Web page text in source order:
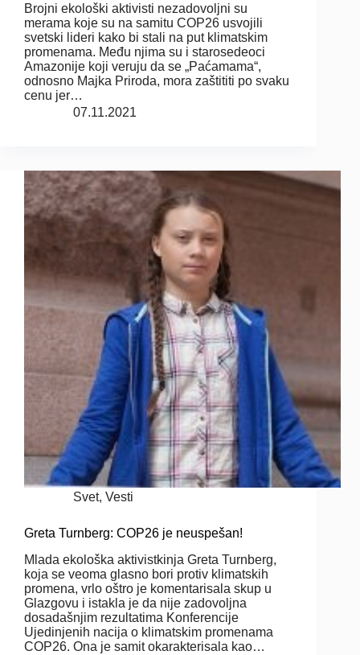
Brojni ekološki aktivisti nezadovoljni su
merama koje su na samitu COP26 usvojili
svetski lideri kako bi stali na put klimatskim
promenama. Među njima su i starosedeoci
Amazonije koji veruju da se „Paćamama“,
odnosno Majka Priroda, mora zaštititi po svaku
cenu jer…
07.11.2021
Svet, Vesti
Greta Turnberg: COP26 je neuspešan!
Mlada ekološka aktivistkinja Greta Turnberg,
koja se veoma glasno bori protiv klimatskih
promena, vrlo oštro je komentarisala skup u
Glazgovu i istakla je da nije zadovoljna
dosadašnjim rezultatima Konferencije
Ujedinjenih nacija o klimatskim promenama
COP26. Ona je samit okarakterisala kao…